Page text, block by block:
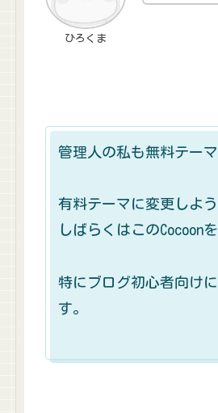
ひろくま
管理人の私も無料テー
有料テーマに変更しよ
しばらくはこのCocoon
特にブログ初心者向け
す。